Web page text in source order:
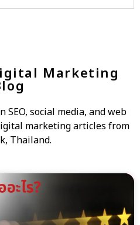
Marketing
SEO, social media, and web
marketing articles from
Thailand.